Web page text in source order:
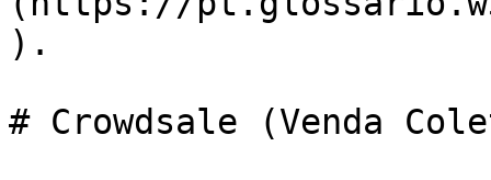
).
# Crowdsale (Venda